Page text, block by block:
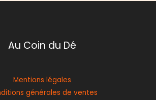
Au Coin du Dé
Mentions légales
générales de ventes